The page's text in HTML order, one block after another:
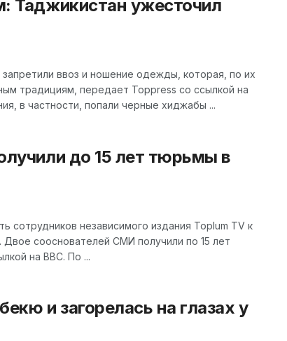
Таджикистан ужесточил
ввоз и ношение одежды, которая, по их
традициям, передает Toppress со ссылкой на
в частности, попали черные хиджабы ...
до 15 лет тюрьмы в
сотрудников независимого издания Toplum TV к
сооснователей СМИ получили по 15 лет
на BBC. По ...
и загорелась на глазах у